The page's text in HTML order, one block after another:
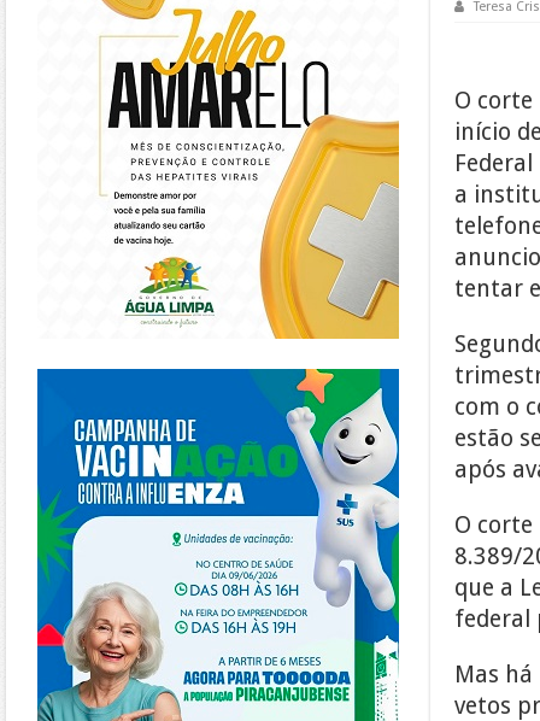
Teresa
O
início
a
tentar
com o
estão
após
O
8.389/
que a
federal
Mas
vetos
https://piracanjuba.go.gov.br/